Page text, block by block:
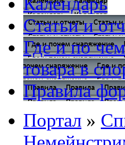
Статьи и
Где и по
товара в
Правила
Портал »